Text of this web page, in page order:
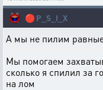
🔴P_S_I_X
А мы не пилим
Мы помогаем
сколько я спилил за
на лом